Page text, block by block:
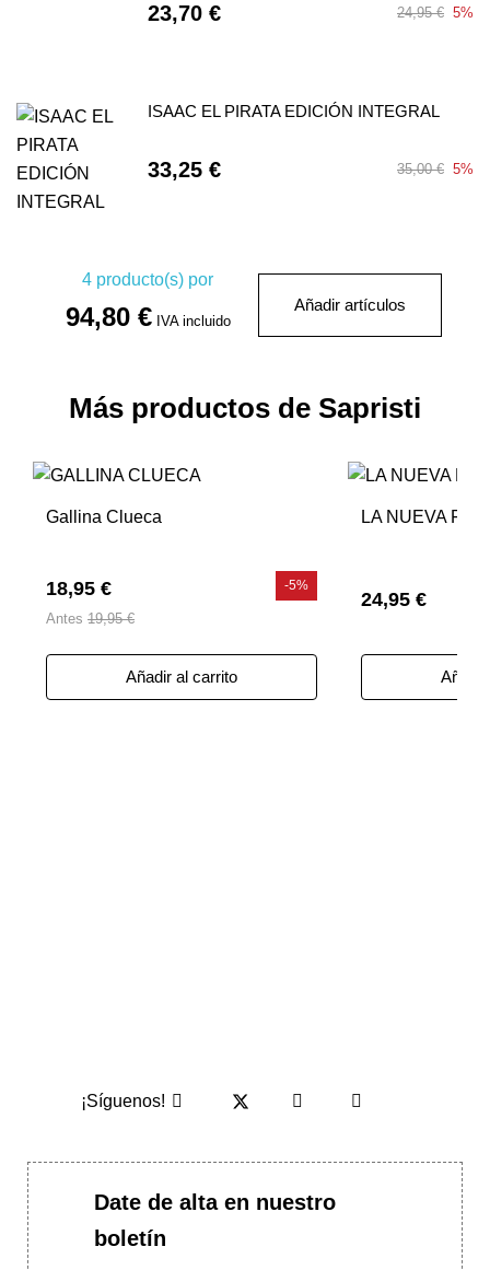
23,70 € 24,95 € 5%
ISAAC EL PIRATA EDICIÓN INTEGRAL
33,25 € 35,00 € 5%
4 producto(s) por
94,80 € IVA incluido
Añadir artículos
Más productos de Sapristi
Gallina Clueca
18,95 €
Antes 19,95 €
-5%
Añadir al carrito
LA NUEVA
24,95 €
¡Síguenos!
Date de alta en nuestro
boletín